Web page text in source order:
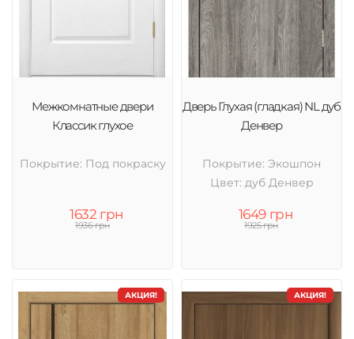
Межкомнатные двери
Классик глухое
Покрытие: Под покраску
1632 грн
1936 грн
Дверь Глухая (гладкая) NL дуб
Денвер
Покрытие: Экошпон
Цвет: дуб Денвер
1649 грн
1925 грн
АКЦИЯ! АКЦИЯ!